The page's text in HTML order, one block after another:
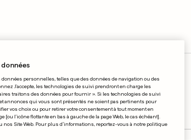
personnelles, telles que des données de navigation ou des
J'accepte, les technologies de suivi prendront en charge les
traitons des données pour fournir ». Si les technologies de suivi
annonces qui vous sont présentés ne soient pas pertinents pour
vos choix ou pour retirer votre consentement à tout moment en
l'icône flottante en bas à gauche de la page Web, le cas échéant].
Site Web. Pour plus d’informations, reportez-vous à notre politique